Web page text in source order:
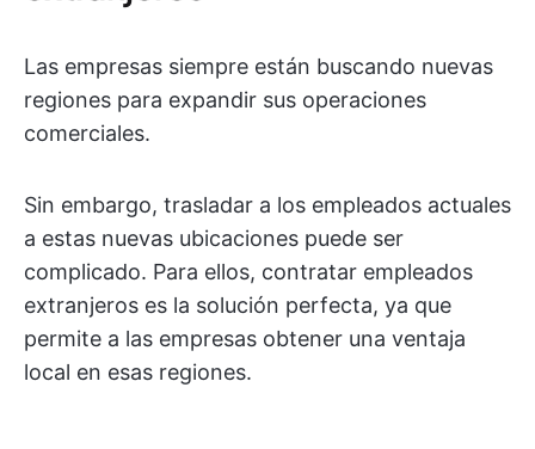
Las empresas siempre están buscando nuevas
regiones para expandir sus operaciones
comerciales.
Sin embargo, trasladar a los empleados actuales
a estas nuevas ubicaciones puede ser
complicado. Para ellos, contratar empleados
extranjeros es la solución perfecta, ya que
permite a las empresas obtener una ventaja
local en esas regiones.